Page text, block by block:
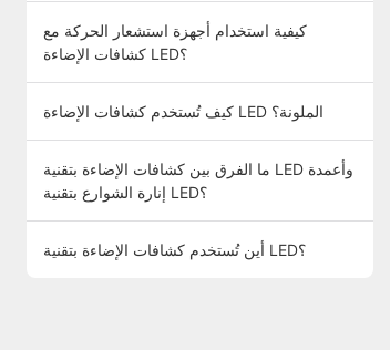
كيفية استخدام أجهزة استشعار الحركة مع
كشافات الإضاءة LED؟
كيف تُستخدم كشافات الإضاءة LED الملونة؟
ما الفرق بين كشافات الإضاءة بتقنية LED وأعمدة
إنارة الشوارع بتقنية LED؟
أين تُستخدم كشافات الإضاءة بتقنية LED؟